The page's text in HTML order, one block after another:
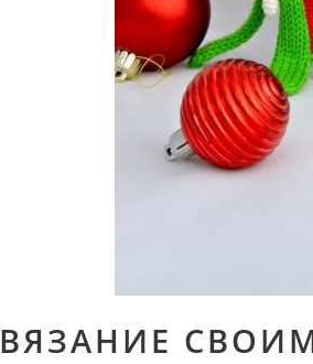
ВЯЗАНИЕ